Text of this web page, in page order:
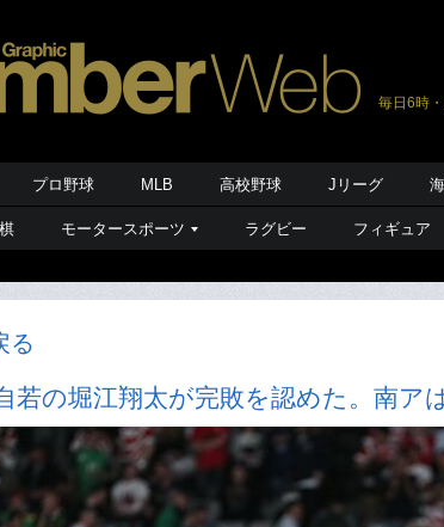
毎日6時
プロ野球 MLB 高校野球 Jリーグ
モータースポーツ ラグビー フィギュア
る
若の堀江翔太が完敗を認めた。南ア